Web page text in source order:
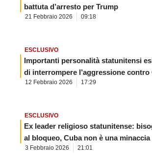
battuta d’arresto per Trump
21 Febbraio 2026 09:18
ESCLUSIVO
Importanti personalità statunitensi
di interrompere l’aggressione contro
12 Febbraio 2026 17:29
ESCLUSIVO
Ex leader religioso statunitense:
al bloqueo, Cuba non è una minaccia
3 Febbraio 2026 21:01